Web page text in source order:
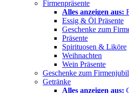
Firmenpräsente
Alles anzeigen aus:
Essig & Öl Präsente
Geschenke zum
Präsente
Spirituosen & Liköre
Weihnachten
Wein Präsente
Geschenke zum
Getränke
Alles anzeigen aus: